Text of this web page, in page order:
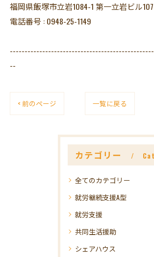
福岡県飯塚市立岩1084-1 第一立岩ビル107
電話番号 : 0948-25-1149
--
< 前のページ 一覧に戻る
カテゴリー
全てのカテゴリー
就労継続支援A型
就労支援
共同生活援助
シェアハウス